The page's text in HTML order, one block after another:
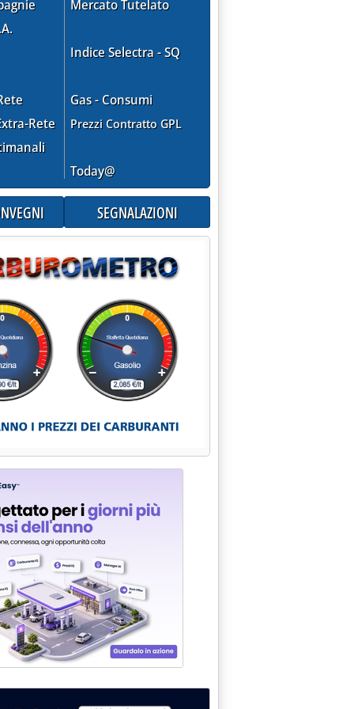
Rete
Mercato Tutelato
Indice Selectra - SQ
Gas - Consumi
Prezzi Contratto GPL
Today@
SEGNALAZIONI